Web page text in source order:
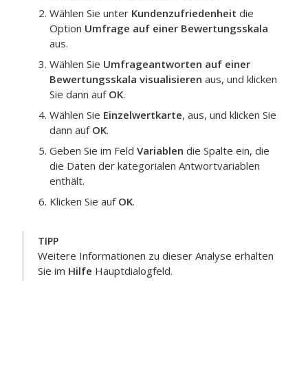
Wählen Sie unter Kundenzufriedenheit die
Option Umfrage auf einer Bewertungsskala
aus.
Wählen Sie Umfrageantworten auf einer
Bewertungsskala visualisieren aus, und klicken
Sie dann auf OK.
Wählen Sie Einzelwertkarte, aus, und klicken Sie
dann auf OK.
Geben Sie im Feld Variablen die Spalte ein, die
die Daten der kategorialen Antwortvariablen
enthält.
Klicken Sie auf OK.
TIPP
Weitere Informationen zu dieser Analyse erhalten
Sie im Hilfe Hauptdialogfeld.